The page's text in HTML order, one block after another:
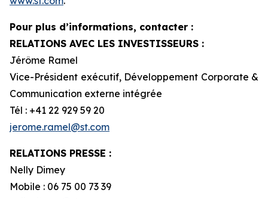
Pour plus d’informations, contacter :
RELATIONS AVEC LES INVESTISSEURS :
Jérôme Ramel
Vice-Président exécutif, Développement Corporate &
Communication externe intégrée
Tél : +41 22 929 59 20
jerome.ramel@st.com
RELATIONS PRESSE :
Nelly Dimey
Mobile : 06 75 00 73 39